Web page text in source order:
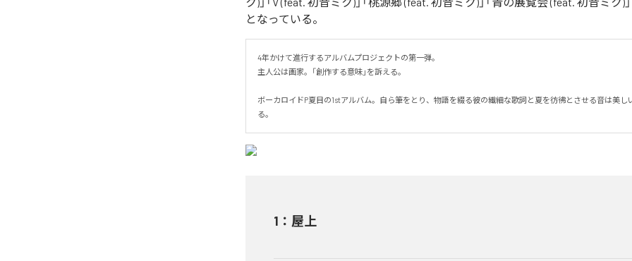
となっている。
4年かけて進行するアルバムプロジェクトの第一弾。
主人公は画家。「創作する意味」を訴える。
ボーカロイドP夏目の1stアルバム。自ら筆をとり、物語を綴る彼の繊細な歌詞と夏を彷彿とさせる音は美し
る。
1 ： 屋上